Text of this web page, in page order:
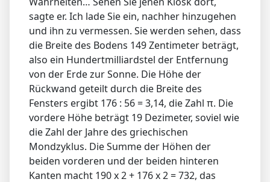
sagte er. Ich lade Sie ein, nachher hinzugehen
und ihn zu vermessen. Sie werden sehen, dass
die Breite des Bodens 149 Zentimeter beträgt,
also ein Hundertmilliardstel der Entfernung
von der Erde zur Sonne. Die Höhe der
Rückwand geteilt durch die Breite des
Fensters ergibt 176 : 56 = 3,14, die Zahl π. Die
vordere Höhe beträgt 19 Dezimeter, soviel wie
die Zahl der Jahre des griechischen
Mondzyklus. Die Summe der Höhen der
beiden vorderen und der beiden hinteren
Kanten macht 190 x 2 + 176 x 2 = 732, das